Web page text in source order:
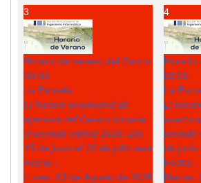
3
Horario de verano del Centro
08:00
La Escuela
El horario provisional de
apertura del Centro durante
el periodo estival 2026: Del
15 de junio al 10 de julio será
Fecha :
Lunes, 03 de Agosto de 2026
4
Horario
08:00
La
El
periodo
de junio
Fecha :
Martes,